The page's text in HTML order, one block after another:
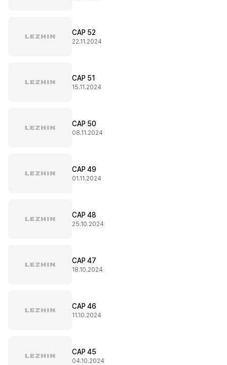
CAP 52
22.11.2024
CAP 51
15.11.2024
CAP 50
08.11.2024
CAP 49
01.11.2024
CAP 48
25.10.2024
CAP 47
18.10.2024
CAP 46
11.10.2024
CAP 45
04.10.2024